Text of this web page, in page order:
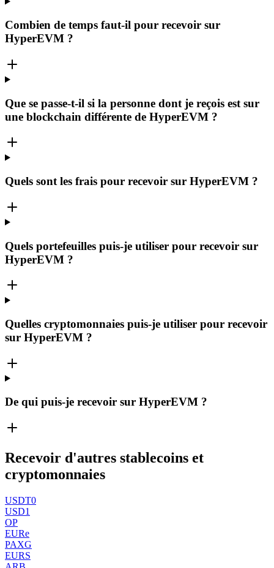
Combien de temps faut-il pour recevoir sur
HyperEVM ?
Que se passe-t-il si la personne dont je reçois est sur
une blockchain différente de HyperEVM ?
Quels sont les frais pour recevoir sur HyperEVM ?
Quels portefeuilles puis-je utiliser pour recevoir sur
HyperEVM ?
Quelles cryptomonnaies puis-je utiliser pour recevoir
sur HyperEVM ?
De qui puis-je recevoir sur HyperEVM ?
Recevoir d'autres stablecoins et
cryptomonnaies
USDT0
USD1
OP
EURe
PAXG
EURS